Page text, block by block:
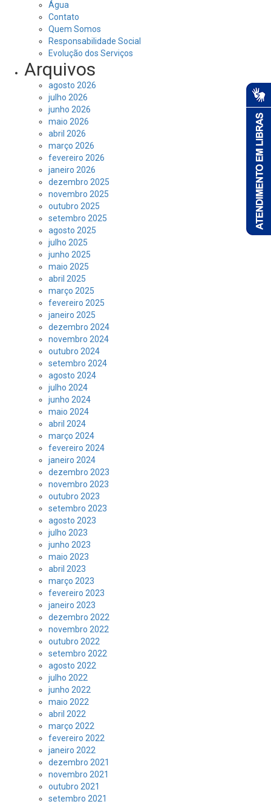
Água
Contato
Quem Somos
Responsabilidade Social
Evolução dos Serviços
Arquivos
agosto 2026
julho 2026
junho 2026
maio 2026
abril 2026
março 2026
fevereiro 2026
janeiro 2026
dezembro 2025
novembro 2025
outubro 2025
setembro 2025
agosto 2025
julho 2025
junho 2025
maio 2025
abril 2025
março 2025
fevereiro 2025
janeiro 2025
dezembro 2024
novembro 2024
outubro 2024
setembro 2024
agosto 2024
julho 2024
junho 2024
maio 2024
abril 2024
março 2024
fevereiro 2024
janeiro 2024
dezembro 2023
novembro 2023
outubro 2023
setembro 2023
agosto 2023
julho 2023
junho 2023
maio 2023
abril 2023
março 2023
fevereiro 2023
janeiro 2023
dezembro 2022
novembro 2022
outubro 2022
setembro 2022
agosto 2022
julho 2022
junho 2022
maio 2022
abril 2022
março 2022
fevereiro 2022
janeiro 2022
dezembro 2021
novembro 2021
outubro 2021
setembro 2021